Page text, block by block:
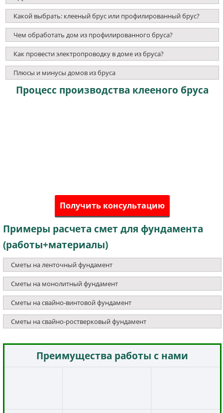
Какой выбрать: клееный брус или профилированный брус?
Чем обработать дом из профилированного бруса?
Как провести электропроводку в доме из бруса?
Плюсы и минусы домов из бруса
Процесс производства клееного бруса
Получить консультацию
Примеры расчета смет для фундамента
(работы+материалы)
Сметы на ленточный фундамент
Сметы на монолитный фундамент
Сметы на свайно-винтовой фундамент
Сметы на свайно-ростверковый фундамент
Преимущества работы с нами